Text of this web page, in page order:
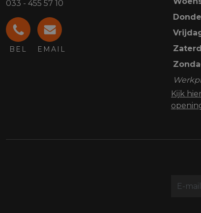
033 - 455 57 10
BEL EMAIL
Kijk